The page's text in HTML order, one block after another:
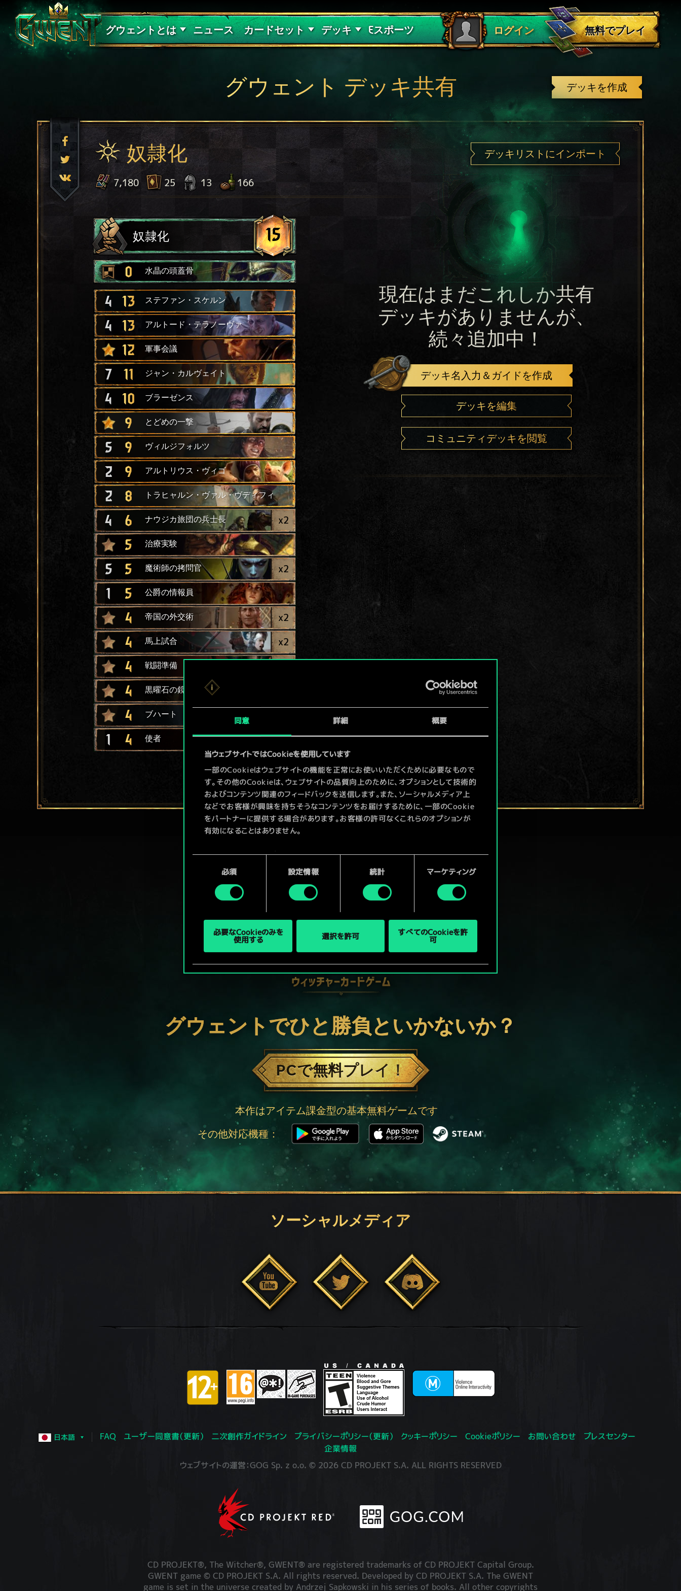
同意 詳細 概要
当ウェブサイトではCookieを使用しています
一部のCookieはウェブサイトの機能を正常にお使いいただくために必要なもので
す。その他のCookieは、ウェブサイトの品質向上のために、オプションとして技術的
およびコンテンツ関連のフィードバックを送信します。また、ソーシャルメディア上
などでお客様が興味を持ちそうなコンテンツをお届けするために、一部のCookie
をパートナーに提供する場合があります。お客様の許可なくこれらのオプションが
有効になることはありません。
Cookieの使用およびパフォーマンスの変更点に関する詳細は、下記の「設定」メニ
ューでご確認ください。
必須 設定情報 統計 マーケティング
必要なCookieのみを
使用する 選択を許可 すべてのCookieを許
可
グウェントとは
サポート
ニュース カードセット
紅き血の呪縛
デッキ
デッキガイド
Eスポーツ ログイン
ログアウト
無料でプレイ
デッキを作成
グウェント デッキ共有
奴隷化 デッキリストにインポート
7,180 25 13 166
奴隷化 15
0 水晶の頭蓋骨
4 13 ステファン・スケルン
4 13 アルトード・テラノーヴァ
12 軍事会議
7 11 ジャン・カルヴェイト
4 10 ブラーゼンス
9 とどめの一撃
5 9 ヴィルジフォルツ
2 9 アルトリウス・ヴィゴ
2 8 トラヒャルン・ヴァル・ヴディフィ
4 6 ナウジカ旅団の兵士長 x2
5 治療実験
5 5 魔術師の拷問官 x2
1 5 公爵の情報員
4 帝国の外交術 x2
4 馬上試合 x2
4 戦闘準備
4 黒曜石の鏡
4 ブハート
1 4 使者
現在はまだこれしか共有
デッキがありませんが、
続々追加中！
デッキ名入力＆ガイドを作成
デッキを編集
コミュニティデッキを閲覧
グウェントでひと勝負といかないか？
PCで無料プレイ！
本作はアイテム課金型の基本無料ゲームです
その他対応機種：
ソーシャルメディア
日本語 FAQ ユーザー同意書（更新） 二次創作ガイドライン プライバシーポリシー（更新） クッキーポリシー Cookieポリシー お問い合わせ
プレスセンター
企業情報
ウェブサイトの運営：GOG Sp. z o.o. © 2026 CD PROJEKT S.A. ALL RIGHTS RESERVED
CD PROJEKT®, The Witcher®, GWENT® are registered trademarks of CD PROJEKT Capital Group.
GWENT game © CD PROJEKT S.A. All rights reserved. Developed by CD PROJEKT S.A. The GWENT
game is set in the universe created by Andrzej Sapkowski in his series of books. All other copyrights